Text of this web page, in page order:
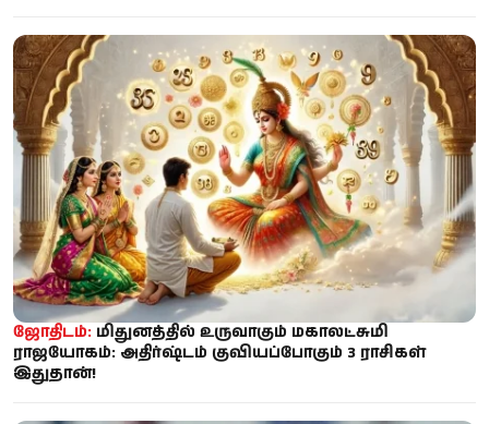
ஜோதிடம்: மிதுனத்தில் உருவாகும் மகாலட்சுமி
ராஜயோகம்: அதிர்ஷ்டம் குவியப்போகும் 3 ராசிகள்
இதுதான்!